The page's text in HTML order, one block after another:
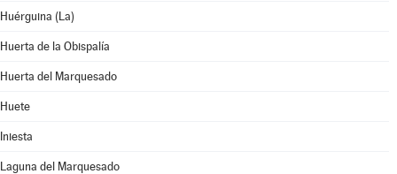
Huérguina (La)
Huerta de la Obispalía
Huerta del Marquesado
Huete
Iniesta
Laguna del Marquesado